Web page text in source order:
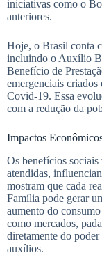
iniciativas como o
anteriores.
Hoje, o Brasil conta
incluindo o Auxílio
Benefício de
emergenciais criados
Covid-19. Essa
com a redução da
Impactos
Os benefícios
atendidas,
mostram que cada
Família pode gerar
aumento do
como mercados,
diretamente do poder
auxílios.